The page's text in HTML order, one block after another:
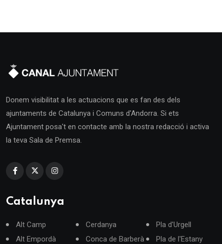
Donem visibilitat a les actuacions que es fan des dels
ajuntaments de Catalunya i Comuns d'Andorra. Si ets
Ajuntament posa't en contacte amb la nostra redacció i activa
la teva Sala de Premsa.
Catalunya
Alt Camp
Alt Empordà
Cerdanya
Conca de Barberà
Pla d'Urgell
Pla de l'Estany